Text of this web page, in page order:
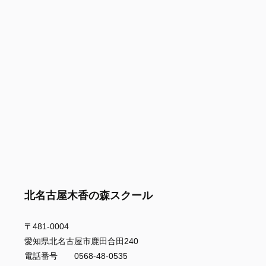
北名古屋木香の森スクール
〒481-0004
愛知県北名古屋市鹿田合田240
電話番号 0568-48-0535